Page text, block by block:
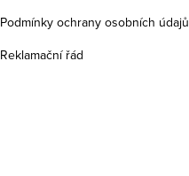
Podmínky ochrany osobních údajů
Reklamační řád